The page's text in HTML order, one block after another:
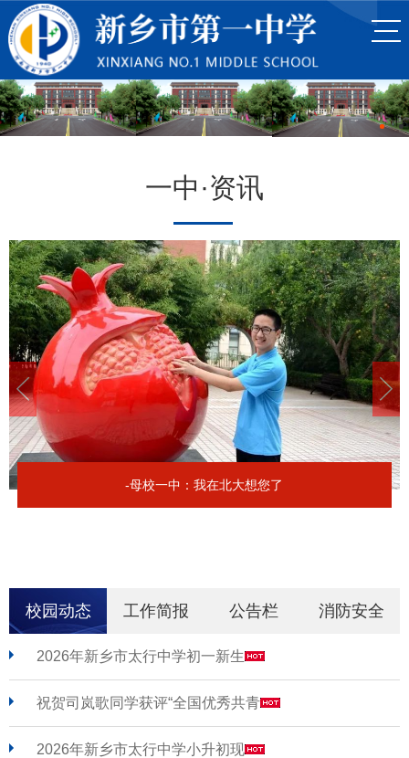
一中·资讯
-母校一中：我在北大想您了
校园动态 工作简报 公告栏 消防安全
2026年新乡市太行中学初一新生
祝贺司岚歌同学获评“全国优秀共青
2026年新乡市太行中学小升初现